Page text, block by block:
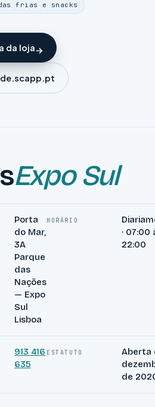
frias e snacks
da loja
Expo Sul
Porta
do Mar,
3A
Parque
das
Nações
— Expo
Sul
Lisboa
HORÁRIO
· 07:00
22:00
913 416
635
ESTATUTO
Aberta
de